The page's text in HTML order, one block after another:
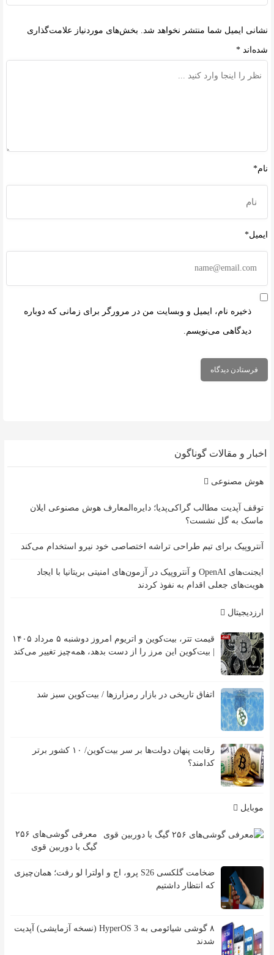
نشانی ایمیل شما منتشر نخواهد شد. بخش‌های موردنیاز علامت‌گذاری
شده‌اند *
نام*
ایمیل*
ذخیره نام، ایمیل و وبسایت من در مرورگر برای زمانی که دوباره
دیدگاهی می‌نویسم.
اخبار و مقالات گوناگون
هوش مصنوعی
توقف آپدیت مطالب گراکی‌پدیا؛ دایره‌المعارف هوش مصنوعی ایلان
ماسک به گل نشست؟
آنتروپیک برای تیم طراحی تراشه اختصاصی خود نیرو استخدام می‌کند
ایجنت‌های OpenAI و آنتروپیک در آزمون‌های امنیتی بریتانیا با ایجاد
هویت‌های جعلی اقدام به نفوذ کردند
ارزدیجیتال
قیمت تتر، بیت‌کوین و اتریوم امروز دوشنبه ۵ مرداد ۱۴۰۵
| بیت‌کوین این مرز را از دست بدهد، همه‌چیز تغییر می‌کند
اتفاق تاریخی در بازار رمزارزها / بیت‌کوین سبز شد
رقابت پنهان دولت‌ها بر سر بیت‌کوین/ ۱۰ کشور برتر
کدامند؟
موبایل
معرفی گوشی‌های ۲۵۶
گیگ با دوربین قوی
ضخامت گلکسی S26 پرو، اج و اولترا لو رفت؛ همان‌چیزی
که انتظار داشتیم
۸ گوشی شیائومی به HyperOS 3 (نسخه آزمایشی) آپدیت
شدند